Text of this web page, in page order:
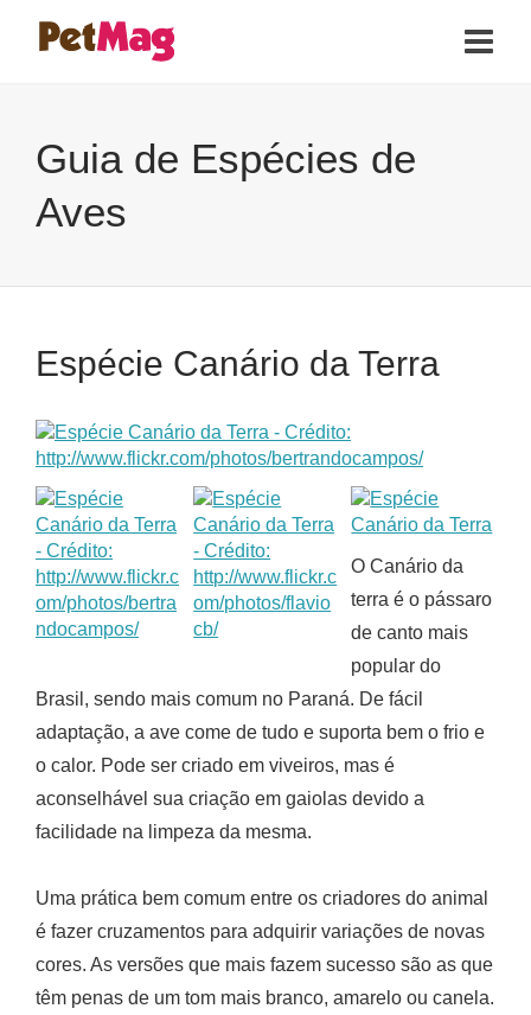
Guia de Espécies de
Aves
Espécie Canário da Terra
O Canário da
terra é o pássaro
de canto mais
popular do
Brasil, sendo mais comum no Paraná. De fácil
adaptação, a ave come de tudo e suporta bem o frio e
o calor. Pode ser criado em viveiros, mas é
aconselhável sua criação em gaiolas devido a
facilidade na limpeza da mesma.
Uma prática bem comum entre os criadores do animal
é fazer cruzamentos para adquirir variações de novas
cores. As versões que mais fazem sucesso são as que
têm penas de um tom mais branco, amarelo ou canela.